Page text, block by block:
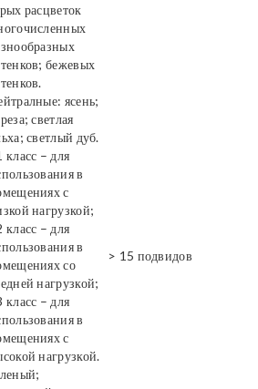
расцветок
бежевых
ясень;
светлая
светлый дуб.
класс – для
в
с
нагрузкой;
класс – для
в
со
нагрузкой;
класс – для
в
с
нагрузкой.
> 15 подвидов